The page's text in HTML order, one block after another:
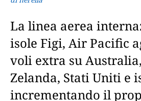
La linea aerea
isole Figi, Air Pacific
voli extra su
Zelanda, Stati Uniti e
incrementando il